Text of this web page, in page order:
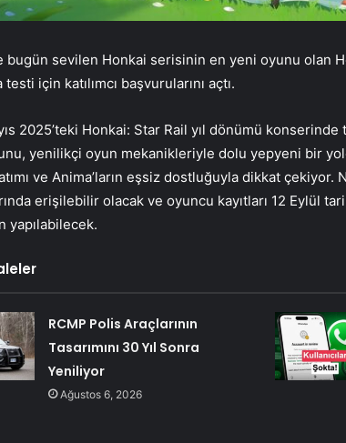
bugün sevilen Honkai serisinin en yeni oyunu olan
testi için katılımcı başvurularını açtı.
2025’teki Honkai: Star Rail yıl dönümü konserinde
yenilikçi oyun mekanikleriyle dolu yepyeni bir
ve Anima’ların eşsiz dostluğuyla dikkat çekiyor.
erişilebilir olacak ve oyuncu kayıtları 12 Eylül
yapılabilecek.
RCMP Polis Araçlarının
Tasarımını 30 Yıl Sonra
Yeniliyor
Ağustos 6, 2026